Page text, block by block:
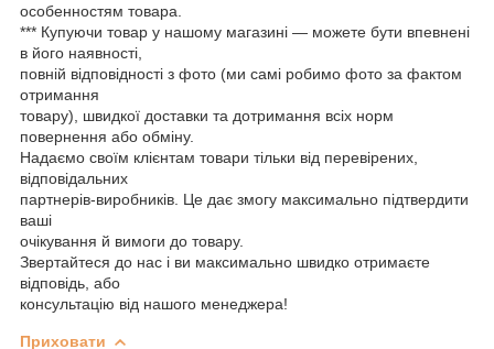
особенностям товара.
*** Купуючи товар у нашому магазині — можете бути впевнені
в його наявності,
повній відповідності з фото (ми самі робимо фото за фактом
отримання
товару), швидкої доставки та дотримання всіх норм
повернення або обміну.
Надаємо своїм клієнтам товари тільки від перевірених,
відповідальних
партнерів-виробників. Це дає змогу максимально підтвердити
ваші
очікування й вимоги до товару.
Звертайтеся до нас і ви максимально швидко отримаєте
відповідь, або
консультацію від нашого менеджера!
Приховати